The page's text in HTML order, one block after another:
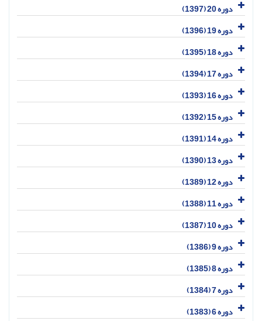
دوره 20 (1397)
دوره 19 (1396)
دوره 18 (1395)
دوره 17 (1394)
دوره 16 (1393)
دوره 15 (1392)
دوره 14 (1391)
دوره 13 (1390)
دوره 12 (1389)
دوره 11 (1388)
دوره 10 (1387)
دوره 9 (1386)
دوره 8 (1385)
دوره 7 (1384)
دوره 6 (1383)